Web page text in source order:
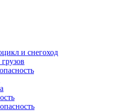
и снегоход